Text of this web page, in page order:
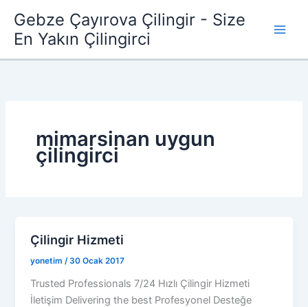
atlaGebze Çayırova Çilingir - Size
En Yakın Çilingirci
mimarsinan uygun
çilingirci
Çilingir Hizmeti
yonetim/30 Ocak 2017
Trusted Professionals 7/24 Hızlı Çilingir Hizmeti
İletişim Delivering the best Profesyonel Desteğe